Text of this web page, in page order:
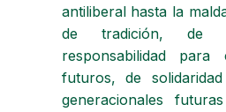
antiliberal hasta la
de tradición, de
responsabilidad
futuros, de
generacionales